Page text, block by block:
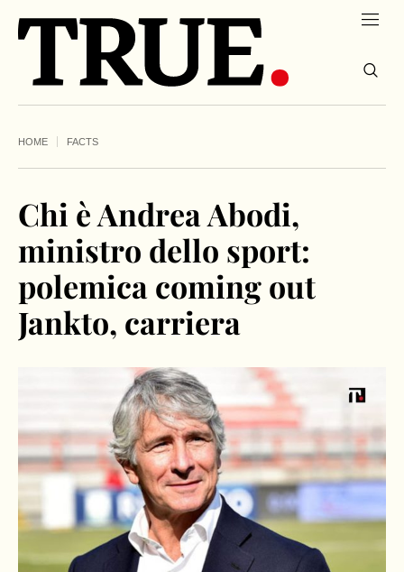
HOME FACTS
Chi è Andrea Abodi,
ministro dello sport:
polemica coming out
Jankto, carriera